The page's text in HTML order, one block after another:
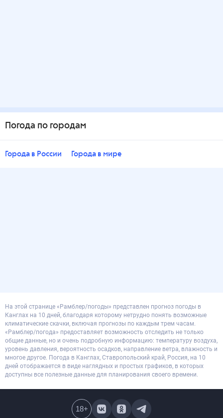
Погода по городам
Города в России Города в мире
На этой странице «Рамблер/погоды» представлен прогноз погоды в
Канглах на 10 дней, благодаря которому нетрудно понять возможные
климатические скачки, включая прогнозы по каждым трем часам.
«Рамблер/погода» предоставляет возможность отследить не только
общие данные, но и очень подробную информацию: температуру воздуха,
уровень давления, вероятность осадков, направление ветра, влажность и
многое другое. Погода в Канглах, Ставропольский край, Россия, на 10
дней отображается в виде наглядных и простых графиков, в которых
доступны все полезные данные для планирования своего времени.
18+